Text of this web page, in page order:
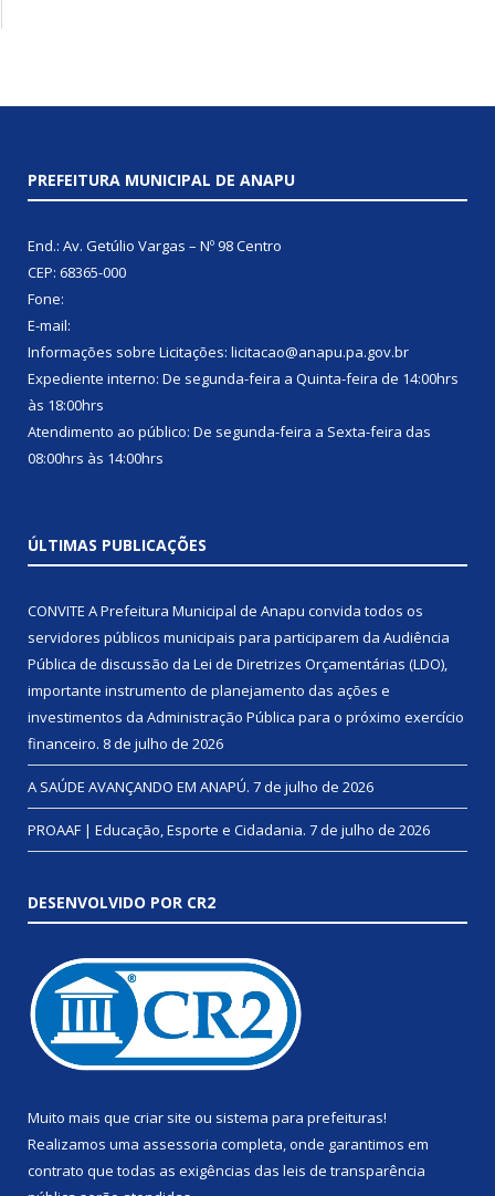
PREFEITURA MUNICIPAL DE ANAPU
End.: Av. Getúlio Vargas – Nº 98 Centro
CEP: 68365-000
Fone:
E-mail:
Informações sobre Licitações: licitacao@anapu.pa.gov.br
Expediente interno: De segunda-feira a Quinta-feira de 14:00hrs
às 18:00hrs
Atendimento ao público: De segunda-feira a Sexta-feira das
08:00hrs às 14:00hrs
ÚLTIMAS PUBLICAÇÕES
CONVITE A Prefeitura Municipal de Anapu convida todos os
servidores públicos municipais para participarem da Audiência
Pública de discussão da Lei de Diretrizes Orçamentárias (LDO),
importante instrumento de planejamento das ações e
investimentos da Administração Pública para o próximo exercício
financeiro. 8 de julho de 2026
A SAÚDE AVANÇANDO EM ANAPÚ. 7 de julho de 2026
PROAAF | Educação, Esporte e Cidadania. 7 de julho de 2026
DESENVOLVIDO POR CR2
Muito mais que criar site ou sistema para prefeituras!
Realizamos uma assessoria completa, onde garantimos em
contrato que todas as exigências das leis de transparência